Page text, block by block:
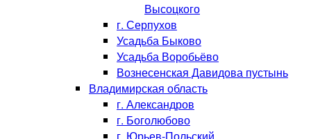
Высоцкого
г. Серпухов
Усадьба Быково
Усадьба Воробьёво
Вознесенская Давидова пустынь
Владимирская область
г. Александров
г. Боголюбово